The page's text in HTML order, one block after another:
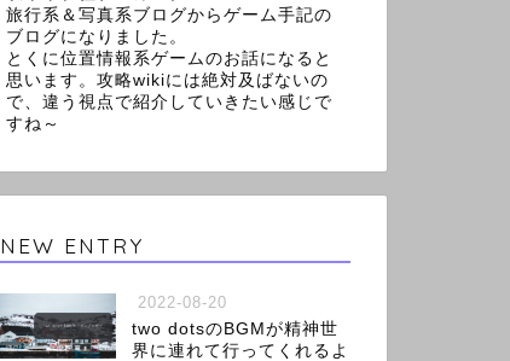
旅行系＆写真系ブログからゲーム手記の
ブログになりました。
とくに位置情報系ゲームのお話になると
思います。攻略wikiには絶対及ばないの
で、違う視点で紹介していきたい感じで
すね～
NEW ENTRY
2022-08-20
two dotsのBGMが精神世
界に連れて行ってくれるよ